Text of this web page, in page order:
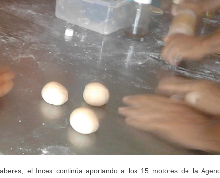
el Inces continúa aportando a los 15 motores de la